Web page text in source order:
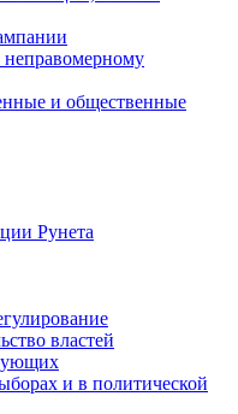
и общественные
Рунета
властей
и в политической